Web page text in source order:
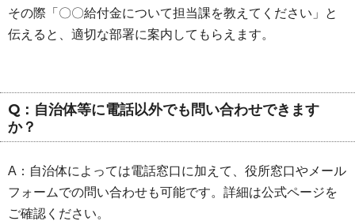
その際「〇〇給付金について担当課を教えてください」と
伝えると、適切な部署に案内してもらえます。
Q：自治体等に電話以外でも問い合わせできます
か？
A：自治体によっては電話窓口に加えて、役所窓口やメール
フォームでの問い合わせも可能です。詳細は公式ページを
ご確認ください。